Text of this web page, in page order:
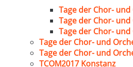
Tage der Chor-
Tage der Chor-
Tage der Chor-
Tage der Chor- und
Tage der Chor- und
TCOM2017 Konstanz